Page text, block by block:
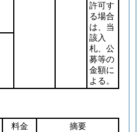
許可す
る場合
は、当
該入
札、公
募等の
金額に
よる。
料金
摘要